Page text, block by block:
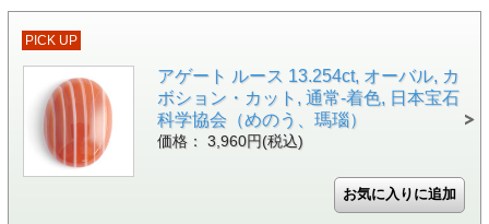
PICK UP
アゲート ルース 13.254ct, オーバル, カ
ボション・カット, 通常-着色, 日本宝石
科学協会（めのう、瑪瑙）
価格： 3,960円(税込)